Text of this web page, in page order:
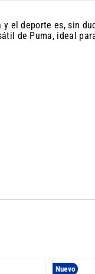
el deporte es, sin
de Puma, ideal
Nuevo